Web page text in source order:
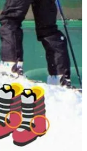
お問い合わせ
お客様へのお知
らせ
会員登録